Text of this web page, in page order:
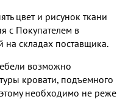
цвет и рисунок ткани
с Покупателем в
на складах поставщика.
возможно
кровати, подъемного
необходимо не реже